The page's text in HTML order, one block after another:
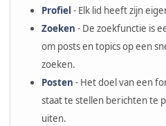
Profiel - Elk lid heeft zijn
Zoeken - De zoekfunctie is
om posts en topics op een
zoeken.
Posten - Het doel van een
staat te stellen berichten te
uiten.